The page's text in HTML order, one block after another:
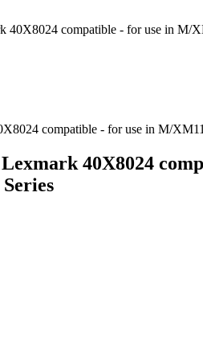
40X8024 compatible - for use in
40X8024